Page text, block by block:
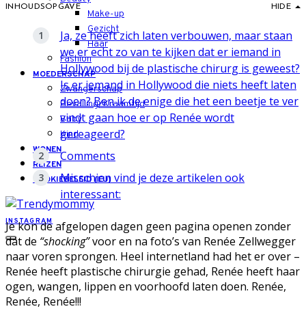
Make-up
Gezicht
Haar
Fashion
MOEDERSCHAP
Zwangerschap
Bevalling/Kraamtijd
Baby
Kind
WONEN
REIZEN
COOKIEBELEID (EU)
INSTAGRAM
INHOUDSOPGAVE HIDE
Ja, ze heeft zich laten verbouwen, maar staan
we er echt zo van te kijken dat er iemand in
Hollywood bij de plastische chirurg is geweest?
Is er iemand in Hollywood die niets heeft laten
doen? Ben ik de enige die het een beetje te ver
vindt gaan hoe er op Renée wordt
gereageerd?
Comments
Misschien vind je deze artikelen ook
interessant:
Je kon de afgelopen dagen geen pagina openen zonder
dat de “shocking”voor en na foto’s van Renée Zellwegger
naar voren sprongen. Heel internetland had het er over –
Renée heeft plastische chirurgie gehad, Renée heeft haar
ogen, wangen, lippen en voorhoofd laten doen. Renée,
Renée, Renée!!!